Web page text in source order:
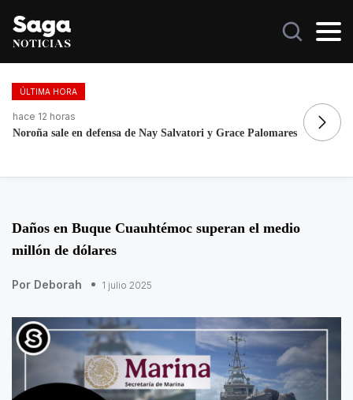
ÚLTIMA HORA
hace 12 horas
Noroña sale en defensa de Nay Salvatori y Grace Palomares
Daños en Buque Cuauhtémoc superan el medio
millón de dólares
Por Deborah 1 julio 2025